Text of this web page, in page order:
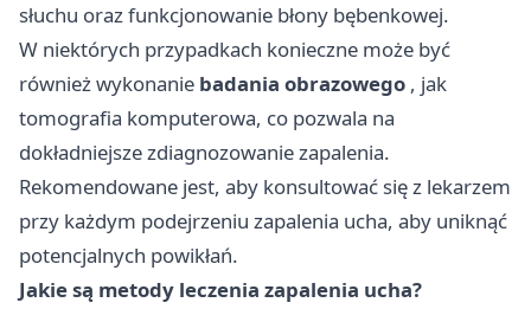
słuchu oraz funkcjonowanie błony bębenkowej.
W niektórych przypadkach konieczne może być
również wykonanie badania obrazowego , jak
tomografia komputerowa, co pozwala na
dokładniejsze zdiagnozowanie zapalenia.
Rekomendowane jest, aby konsultować się z lekarzem
przy każdym podejrzeniu zapalenia ucha, aby uniknąć
potencjalnych powikłań.
Jakie są metody leczenia zapalenia ucha?